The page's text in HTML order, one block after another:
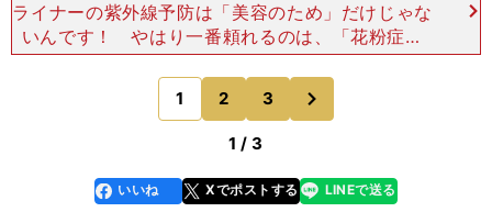
ライナーの紫外線予防は「美容のため」だけじゃな
いんです！ やはり一番頼れるのは、「花粉症の
薬」でしょう。薬で少しでも症状を抑えられれば、
少しは楽に走れます。長時間のレースだったサイパ
ンマラソンでは、薬
1 2 3
1 / 3
faceboo
k
いいね Xでポストする
line LINEで送る